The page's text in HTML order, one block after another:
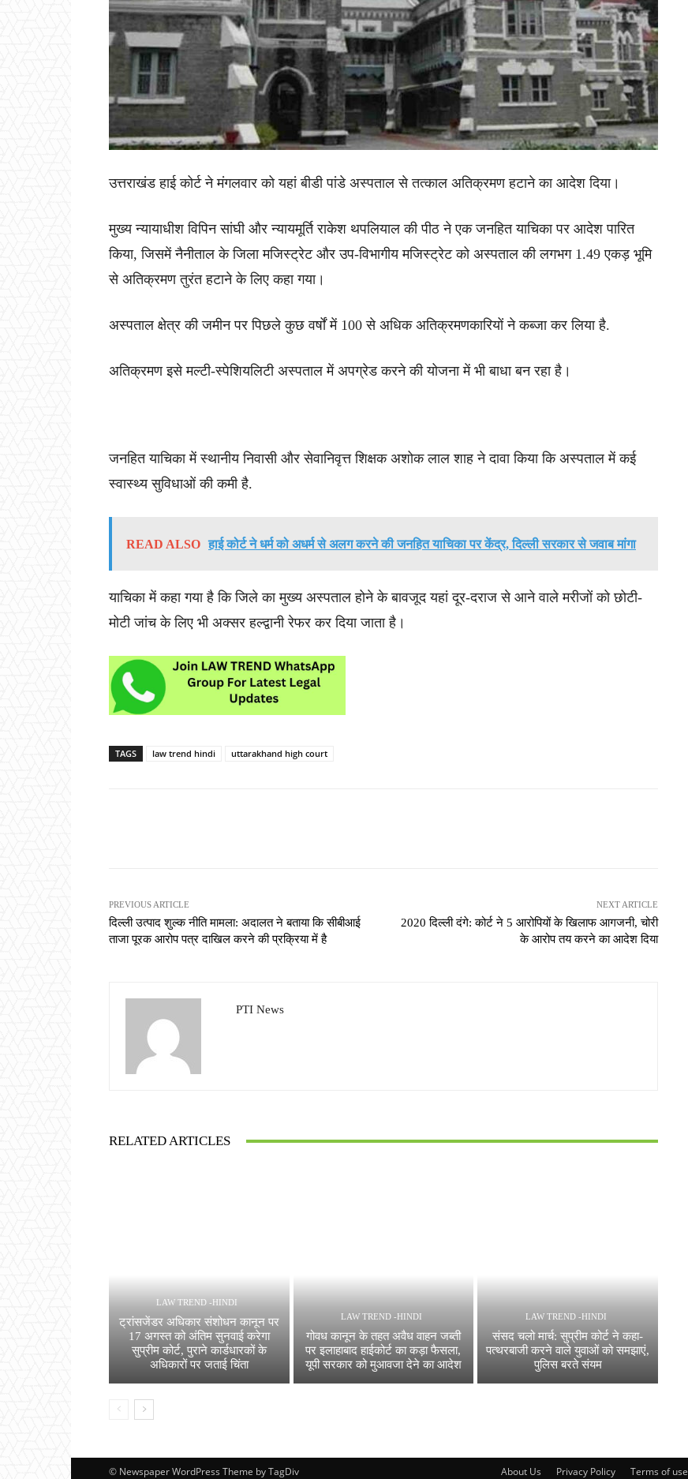
उत्तराखंड हाई कोर्ट ने मंगलवार को यहां बीडी पांडे अस्पताल से तत्काल अतिक्रमण हटाने का आदेश दिया।
मुख्य न्यायाधीश विपिन सांघी और न्यायमूर्ति राकेश थपलियाल की पीठ ने एक जनहित याचिका पर आदेश पारित
किया, जिसमें नैनीताल के जिला मजिस्ट्रेट और उप-विभागीय मजिस्ट्रेट को अस्पताल की लगभग 1.49 एकड़ भूमि
से अतिक्रमण तुरंत हटाने के लिए कहा गया।
अस्पताल क्षेत्र की जमीन पर पिछले कुछ वर्षों में 100 से अधिक अतिक्रमणकारियों ने कब्जा कर लिया है.
अतिक्रमण इसे मल्टी-स्पेशियलिटी अस्पताल में अपग्रेड करने की योजना में भी बाधा बन रहा है।
जनहित याचिका में स्थानीय निवासी और सेवानिवृत्त शिक्षक अशोक लाल शाह ने दावा किया कि अस्पताल में कई
स्वास्थ्य सुविधाओं की कमी है.
READ ALSO हाई कोर्ट ने धर्म को अधर्म से अलग करने की जनहित याचिका पर केंद्र, दिल्ली सरकार से जवाब मांगा
याचिका में कहा गया है कि जिले का मुख्य अस्पताल होने के बावजूद यहां दूर-दराज से आने वाले मरीजों को छोटी-
मोटी जांच के लिए भी अक्सर हल्द्वानी रेफर कर दिया जाता है।
TAGS law trend hindi uttarakhand high court
PREVIOUS ARTICLE
दिल्ली उत्पाद शुल्क नीति मामला: अदालत ने बताया कि सीबीआई
ताजा पूरक आरोप पत्र दाखिल करने की प्रक्रिया में है
NEXT ARTICLE
2020 दिल्ली दंगे: कोर्ट ने 5 आरोपियों के खिलाफ आगजनी, चोरी
के आरोप तय करने का आदेश दिया
PTI News
RELATED ARTICLES
LAW TREND -HINDI
ट्रांसजेंडर अधिकार संशोधन कानून पर
17 अगस्त को अंतिम सुनवाई करेगा
सुप्रीम कोर्ट, पुराने कार्डधारकों के
अधिकारों पर जताई चिंता
LAW TREND -HINDI
गोवध कानून के तहत अवैध वाहन जब्ती
पर इलाहाबाद हाईकोर्ट का कड़ा फैसला,
यूपी सरकार को मुआवजा देने का आदेश
LAW TREND -HINDI
संसद चलो मार्च: सुप्रीम कोर्ट ने कहा-
पत्थरबाजी करने वाले युवाओं को समझाएं,
पुलिस बरते संयम
About Us Privacy Policy Terms of use
© Newspaper WordPress Theme by TagDiv